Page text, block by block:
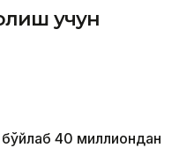
учун
40 миллиондан